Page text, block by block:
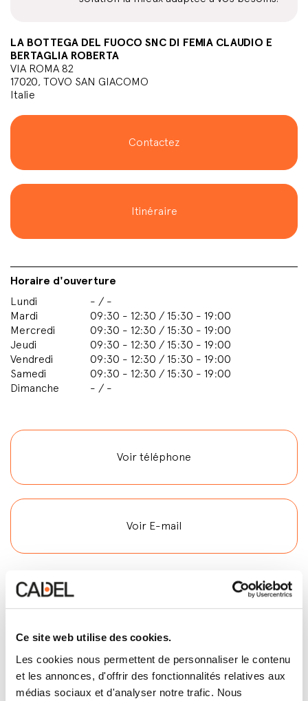
Ce site web utilise des cookies.
Les cookies nous permettent de personnaliser le contenu
et les annonces, d'offrir des fonctionnalités relatives aux
médias sociaux et d'analyser notre trafic. Nous
LA BOTTEGA DEL FUOCO SNC DI FEMIA CLAUDIO E
BERTAGLIA ROBERTA
VIA ROMA 82
17020, TOVO SAN GIACOMO
Italie
Contactez
Itinéraire
Horaire d'ouverture
Lundi
- / -
Mardi
09:30 - 12:30 / 15:30 - 19:00
Mercredi
09:30 - 12:30 / 15:30 - 19:00
Jeudi
09:30 - 12:30 / 15:30 - 19:00
Vendredi
09:30 - 12:30 / 15:30 - 19:00
Samedi
09:30 - 12:30 / 15:30 - 19:00
Dimanche
- / -
Voir téléphone
Voir E-mail
Prestations de service
Offre de financement
Chez ce revendeur, vous pouvez acheter votre
poêle ou votre foyer fermé à crédit. Consultez
toutes les conditions au point de vente.